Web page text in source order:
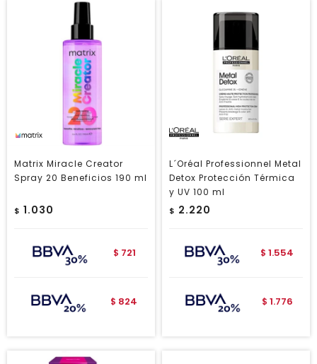
Matrix Miracle Creator
Spray 20 Beneficios 190 ml
$ 1.030
$ 721
$ 824
L´Oréal Professionnel Metal
Detox Protección Térmica
y UV 100 ml
$ 2.220
$ 1.554
$ 1.776